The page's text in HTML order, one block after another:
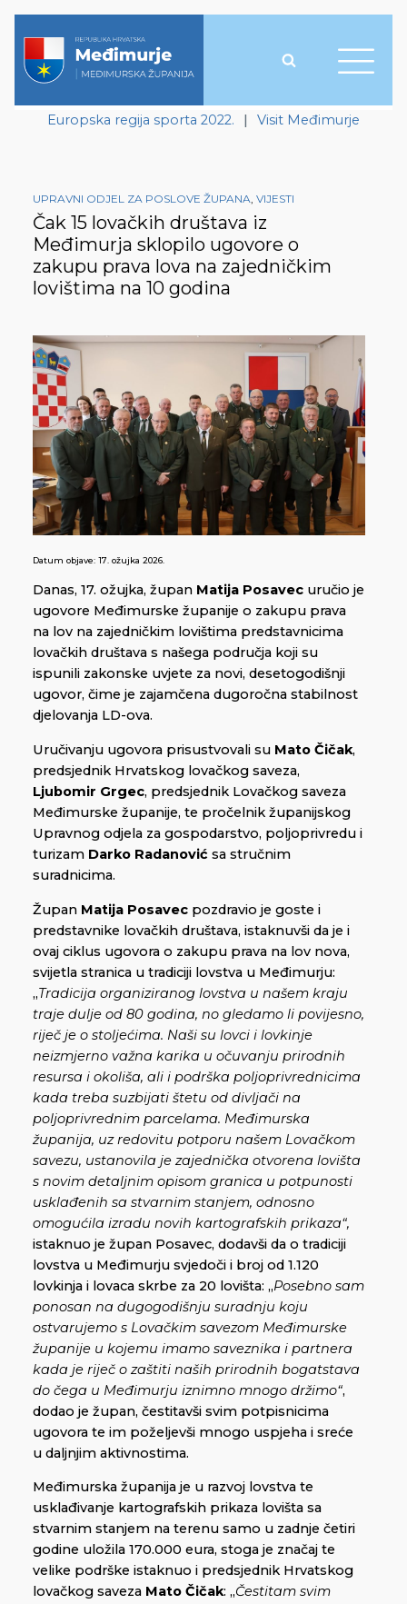
Europska regija sporta 2022. | Visit Međimurje
UPRAVNI ODJEL ZA POSLOVE ŽUPANA, VIJESTI
Čak 15 lovačkih društava iz
Međimurja sklopilo ugovore o
zakupu prava lova na zajedničkim
lovištima na 10 godina
Datum objave: 17. ožujka 2026.
Danas, 17. ožujka, župan Matija Posavec uručio je
ugovore Međimurske županije o zakupu prava
na lov na zajedničkim lovištima predstavnicima
lovačkih društava s našega područja koji su
ispunili zakonske uvjete za novi, desetogodišnji
ugovor, čime je zajamčena dugoročna stabilnost
djelovanja LD-ova.
Uručivanju ugovora prisustvovali su Mato Čičak,
predsjednik Hrvatskog lovačkog saveza,
Ljubomir Grgec, predsjednik Lovačkog saveza
Međimurske županije, te pročelnik županijskog
Upravnog odjela za gospodarstvo, poljoprivredu i
turizam Darko Radanović sa stručnim
suradnicima.
Župan Matija Posavec pozdravio je goste i
predstavnike lovačkih društava, istaknuvši da je i
ovaj ciklus ugovora o zakupu prava na lov nova,
svijetla stranica u tradiciji lovstva u Međimurju:
„Tradicija organiziranog lovstva u našem kraju
traje dulje od 80 godina, no gledamo li povijesno,
riječ je o stoljećima. Naši su lovci i lovkinje
neizmjerno važna karika u očuvanju prirodnih
resursa i okoliša, ali i podrška poljoprivrednicima
kada treba suzbijati štetu od divljači na
poljoprivrednim parcelama. Međimurska
županija, uz redovitu potporu našem Lovačkom
savezu, ustanovila je zajednička otvorena lovišta
s novim detaljnim opisom granica u potpunosti
usklađenih sa stvarnim stanjem, odnosno
omogućila izradu novih kartografskih prikaza“,
istaknuo je župan Posavec, dodavši da o tradiciji
lovstva u Međimurju svjedoči i broj od 1.120
lovkinja i lovaca skrbe za 20 lovišta: „Posebno sam
ponosan na dugogodišnju suradnju koju
ostvarujemo s Lovačkim savezom Međimurske
županije u kojemu imamo saveznika i partnera
kada je riječ o zaštiti naših prirodnih bogatstava
do čega u Međimurju iznimno mnogo držimo“,
dodao je župan, čestitavši svim potpisnicima
ugovora te im poželjevši mnogo uspjeha i sreće
u daljnjim aktivnostima.
Međimurska županija je u razvoj lovstva te
usklađivanje kartografskih prikaza lovišta sa
stvarnim stanjem na terenu samo u zadnje četiri
godine uložila 170.000 eura, stoga je značaj te
velike podrške istaknuo i predsjednik Hrvatskog
lovačkog saveza Mato Čičak: „Čestitam svim